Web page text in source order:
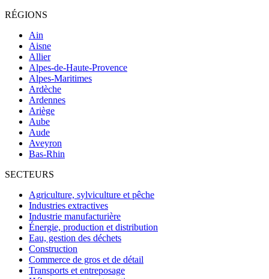
RÉGIONS
Ain
Aisne
Allier
Alpes-de-Haute-Provence
Alpes-Maritimes
Ardèche
Ardennes
Ariège
Aube
Aude
Aveyron
Bas-Rhin
SECTEURS
Agriculture, sylviculture et pêche
Industries extractives
Industrie manufacturière
Énergie, production et distribution
Eau, gestion des déchets
Construction
Commerce de gros et de détail
Transports et entreposage